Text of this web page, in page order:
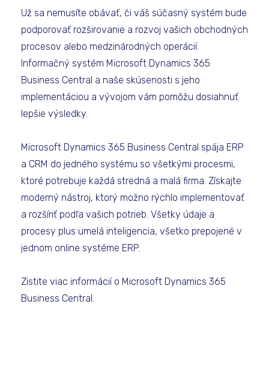
Už sa nemusíte obávať, či váš súčasný systém bude
podporovať rozširovanie a rozvoj vašich obchodných
procesov alebo medzinárodných operácií.
Informačný systém Microsoft Dynamics 365
Business Central a naše skúsenosti s jeho
implementáciou a vývojom vám pomôžu dosiahnuť
lepšie výsledky.
Microsoft Dynamics 365 Business Central spája ERP
a CRM do jedného systému so všetkými procesmi,
ktoré potrebuje každá stredná a malá firma. Získajte
moderný nástroj, ktorý možno rýchlo implementovať
a rozšíriť podľa vašich potrieb. Všetky údaje a
procesy plus umelá inteligencia, všetko prepojené v
jednom online systéme ERP.
Zistite viac informácií o Microsoft Dynamics 365
Business Central.